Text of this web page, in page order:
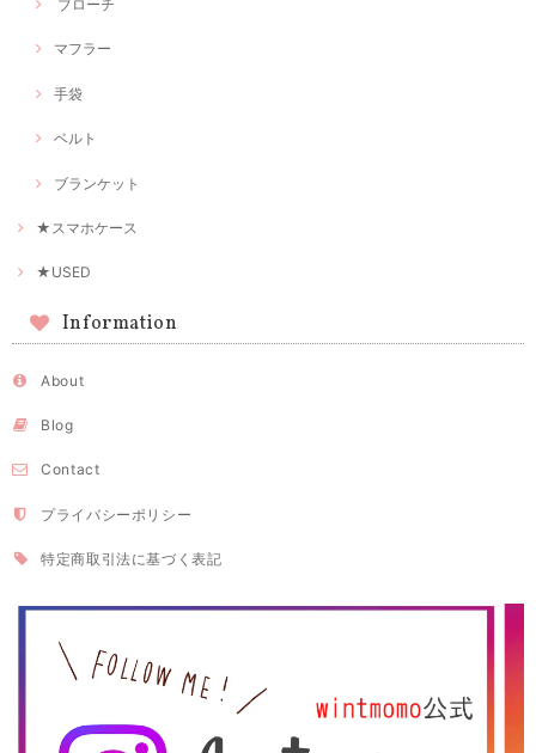
ブローチ
マフラー
手袋
ベルト
ブランケット
★スマホケース
★USED
Information
About
Blog
Contact
プライバシーポリシー
特定商取引法に基づく表記